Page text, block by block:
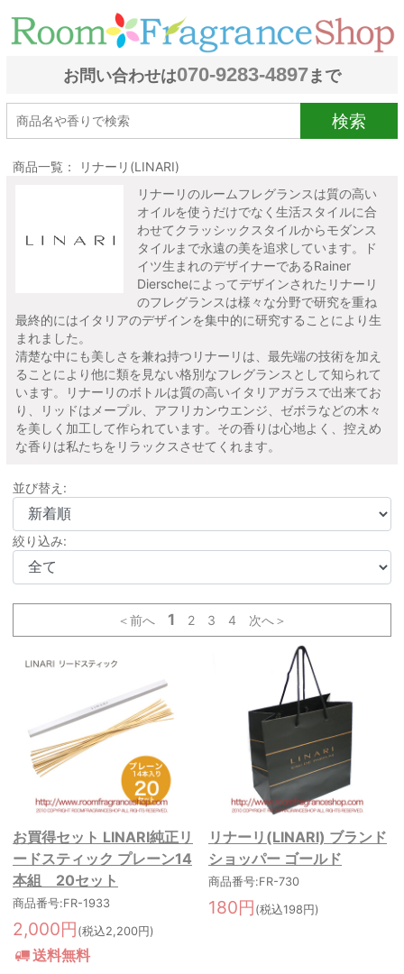
お問い合わせは070-9283-4897まで
検索
商品一覧： リナーリ(LINARI)
リナーリのルームフレグランスは質の高い
オイルを使うだけでなく生活スタイルに合
わせてクラッシックスタイルからモダンス
タイルまで永遠の美を追求しています。ド
イツ生まれのデザイナーであるRainer
Dierscheによってデザインされたリナーリ
のフレグランスは様々な分野で研究を重ね
最終的にはイタリアのデザインを集中的に研究することにより生
まれました。
清楚な中にも美しさを兼ね持つリナーリは、最先端の技術を加え
ることにより他に類を見ない格別なフレグランスとして知られて
います。リナーリのボトルは質の高いイタリアガラスで出来てお
り、リッドはメープル、アフリカンウエンジ、ゼボラなどの木々
を美しく加工して作られています。その香りは心地よく、控えめ
な香りは私たちをリラックスさせてくれます。
並び替え:
絞り込み:
＜前へ 1 2 3 4 次へ＞
お買得セット LINARI純正リ
ードスティック プレーン14
本組 20セット
商品番号:FR-1933
2,000円 (税込2,200円)
送料無料
リナーリ(LINARI) ブランド
ショッパー ゴールド
商品番号:FR-730
180円 (税込198円)